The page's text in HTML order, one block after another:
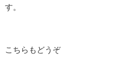
す。
こちらもどうぞ